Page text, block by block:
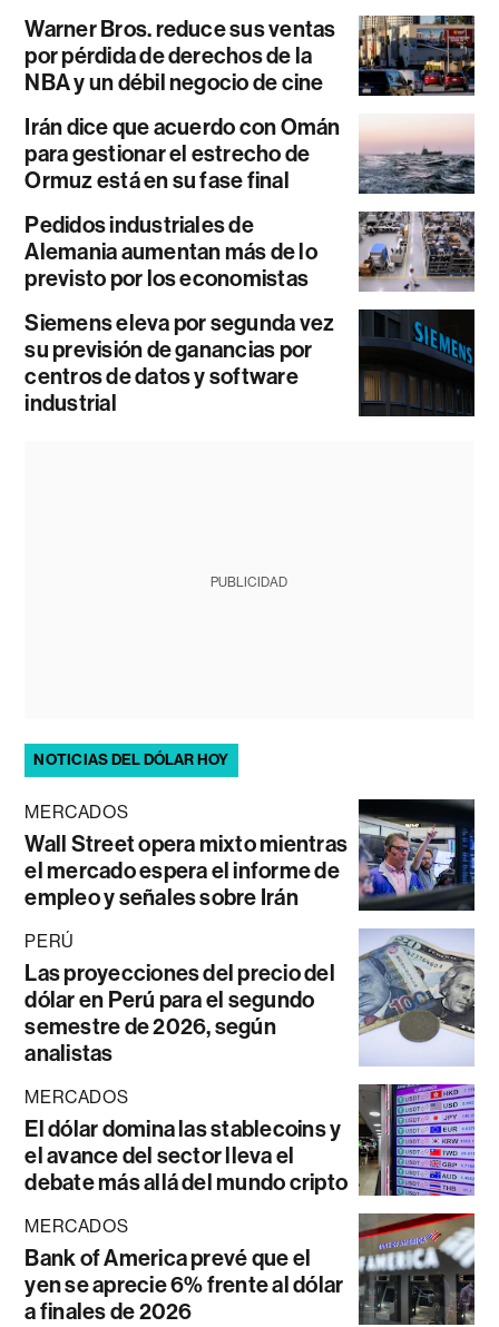
Warner Bros. reduce sus ventas
por pérdida de derechos de la
NBA y un débil negocio de cine
Irán dice que acuerdo con Omán
para gestionar el estrecho de
Ormuz está en su fase final
Pedidos industriales de
Alemania aumentan más de lo
previsto por los economistas
Siemens eleva por segunda vez
su previsión de ganancias por
centros de datos y software
industrial
PUBLICIDAD
NOTICIAS DEL DÓLAR HOY
MERCADOS
Wall Street opera mixto mientras
el mercado espera el informe de
empleo y señales sobre Irán
PERÚ
Las proyecciones del precio del
dólar en Perú para el segundo
semestre de 2026, según
analistas
MERCADOS
El dólar domina las stablecoins y
el avance del sector lleva el
debate más allá del mundo cripto
MERCADOS
Bank of America prevé que el
yen se aprecie 6% frente al dólar
a finales de 2026